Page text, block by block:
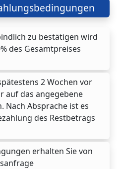
zu bestätigen wird
des Gesamtpreises
2 Wochen vor
auf das angegebene
Nach Absprache ist es
des Restbetrags
erhalten Sie von